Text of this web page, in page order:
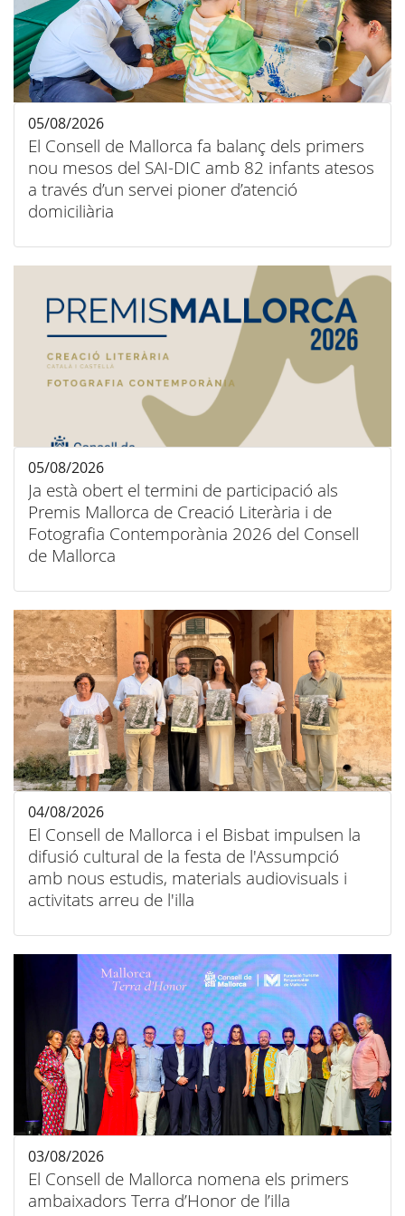
El Consell de Mallorca fa balanç dels primers
nou mesos del SAI-DIC amb 82 infants atesos
a través d’un servei pioner d’atenció
domiciliària
05/08/2026
Ja està obert el termini de participació als
Premis Mallorca de Creació Literària i de
Fotografia Contemporània 2026 del Consell
de Mallorca
05/08/2026
El Consell de Mallorca i el Bisbat impulsen la
difusió cultural de la festa de l'Assumpció
amb nous estudis, materials audiovisuals i
activitats arreu de l'illa
04/08/2026
El Consell de Mallorca nomena els primers
ambaixadors Terra d’Honor de l’illa
03/08/2026